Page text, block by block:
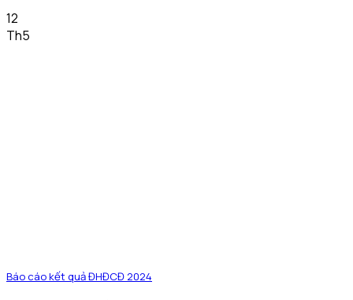
12
Th5
Báo cáo kết quả ĐHĐCĐ 2024